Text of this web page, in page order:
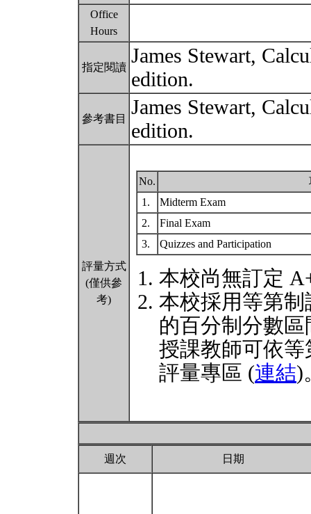
Office
Hours
指定閱讀 James Stewart,
edition.
參考書目
James Stewart,
edition.
評量方式
(僅供參
考)
No.
1.
Midterm Exam
2.
Final Exam
3.
Quizzes and Participation
本校尚無訂定
本校採用等第
的百分制分數
授課教師可依
評量專區 (連結)
週次 日期